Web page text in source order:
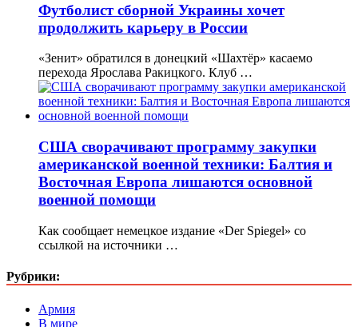
Футболист сборной Украины хочет
продолжить карьеру в России
«Зенит» обратился в донецкий «Шахтёр» касаемо
перехода Ярослава Ракицкого. Клуб …
США сворачивают программу закупки
американской военной техники: Балтия и
Восточная Европа лишаются основной
военной помощи
Как сообщает немецкое издание «Der Spiegel» со
ссылкой на источники …
Рубрики:
Армия
В мире